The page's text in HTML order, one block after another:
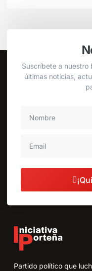
Suscríbete a nuestro
últimas noticias,
Partido político que